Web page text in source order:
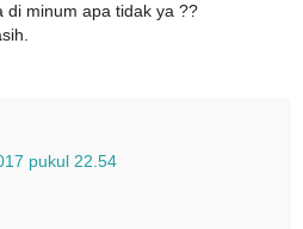
di minum apa tidak ya ??
pukul 22.54